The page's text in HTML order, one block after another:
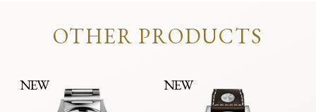
OTHER PRODUCTS
NEW NEW